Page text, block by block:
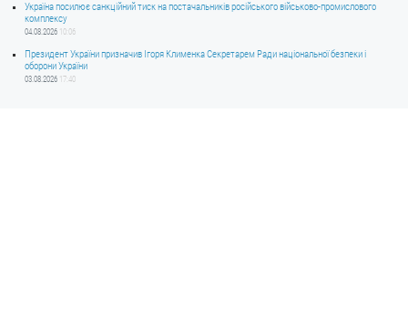
Україна посилює санкційний тиск на постачальників російського військово-промислового
комплексу
04.08.2026 10:06
Президент України призначив Ігоря Клименка Секретарем Ради національної безпеки і
оборони України
03.08.2026 17:40